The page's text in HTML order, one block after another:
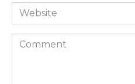
Website
Comment